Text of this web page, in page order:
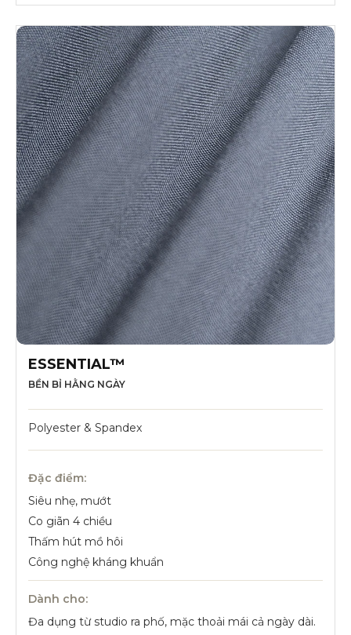
ESSENTIAL™
BỀN BỈ HẰNG NGÀY
Polyester & Spandex
Đặc điểm:
Siêu nhẹ, mướt
Co giãn 4 chiều
Thấm hút mồ hôi
Công nghệ kháng khuẩn
Dành cho:
Đa dụng từ studio ra phố, mặc thoải mái cả ngày dài.